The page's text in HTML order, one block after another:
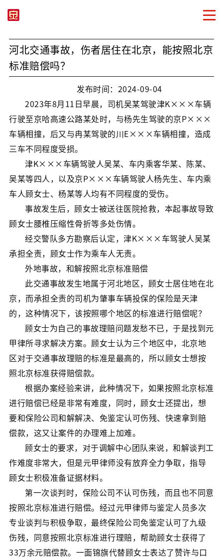
河北交通事故，伤者居住在北京，能按照北京
标准赔偿吗？
发布时间：2024-09-04
2023年8月11日早晨，司机吴某驾驶津K×××车辆
行驶至京哈高速公路某处时，与杨先生驾驶的京P×××
车辆相撞，后又与冉某驾驶的川E×××车辆相撞，造成
三车不同程度受损。
津K×××车辆驾驶人吴某、车内乘客华某、陈某、
吴某等四人，以及京P×××车辆驾驶人杨先生、车内乘
车人顾女士、杨某等人均有不同程度的受伤。
事故发生后，顾女士被送往医院抢救，本起事故导致
顾女士腰椎压缩性骨折等多处伤情。
经交警队多方勘察后认定，津K×××车驾驶人吴某
承担全责，顾女士作为乘车人无责。
外地事故，和解按照北京标准赔偿
此交通事故发生地属于河北地区，顾女士居住地在北
京，而承担全责的司机为肇事车辆投保的保险是天津
的，这种情况下，该按照哪个地区的标准进行赔偿呢？
顾女士为自己的事故理赔问题发愁不已，于是找到元
甲律所寻求解决方案。顾女士认为三个地区中，北京地
区对于交通事故理赔的标准是最高的，所以顾女士想按
照北京标准获得赔偿款。
根据办案经验来讲，此种情况下，如果按照北京标准
进行赔偿已经是非常有难度，同时，顾女士还提出，想
要和保险公司和解解决、免鉴定认可伤残、快速拿到赔
偿款，这又让案件的办理难上加难。
顾女士的要求，对于调解中心团队来说，和解谈判工
作难度非常大，但是元甲律师没有放弃全力争取，指导
顾女士积极准备证据材料。
第一次谈判时，保险公司不认可伤残，而且也不同意
按照北京标准进行赔偿。经过元甲律师与鉴定人员多次
专业谈判与积极争取，最终保险公司免鉴定认可了九级
伤残，同意按照北京标准进行理赔，帮助顾女士获得了
33万余元赔偿款。一面锦旗代替顾女士表达了赞许与口